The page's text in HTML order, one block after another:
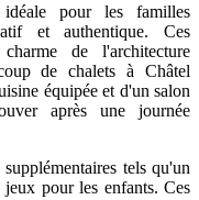
pour les familles
et authentique. Ces
de l'architecture
de chalets à Châtel
équipée et d'un salon
après une journée
tels qu'un
pour les enfants. Ces